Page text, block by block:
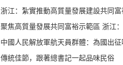
浙江：紮實推動高質量發展建設共同
聚焦高質量發展共同富裕示範區 浙江
中國人民解放軍航天員群體：為國出
傳統佳節，跟著總書記一起品味民俗